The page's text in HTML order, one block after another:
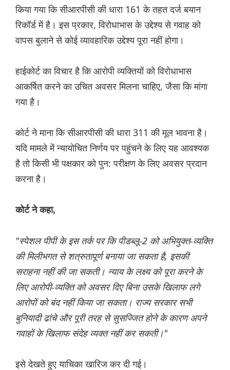
किया गया कि सीआरपीसी की धारा 161 के तहत दर्ज बयान
रिकॉर्ड में है। इस प्रकार, विरोधाभास के उद्देश्य से गवाह को
वापस बुलाने से कोई व्यावहारिक उद्देश्य पूरा नहीं होगा।
हाईकोर्ट का विचार है कि आरोपी व्यक्तियों को विरोधाभास
आकर्षित करने का उचित अवसर मिलना चाहिए, जैसा कि मांगा
गया है।
कोर्ट ने माना कि सीआरपीसी की धारा 311 की मूल भावना है।
यदि मामले में न्यायोचित निर्णय पर पहुंचने के लिए यह आवश्यक
है तो किसी भी पक्षकार को पुन: परीक्षण के लिए अवसर प्रदान
करना है।
कोर्ट ने कहा,
"स्पेशल पीपी के इस तर्क पर कि पीडब्लू-2 को अभियुक्त-व्यक्ति
की मिलीभगत से शत्रुतापूर्ण बनाया जा सकता है, इसकी
सराहना नहीं की जा सकती। न्याय के लक्ष्य को पूरा करने के
लिए आरोपी-व्यक्ति को अवसर दिए बिना उसके खिलाफ लगे
आरोपों को बंद नहीं किया जा सकता। राज्य सरकार सभी
बुनियादी ढांचे और पूरी तरह से सुसज्जित होने के कारण अपने
गवाहों के खिलाफ संदेह व्यक्त नहीं कर सकती।"
इसे देखते हुए याचिका खारिज कर दी गई।